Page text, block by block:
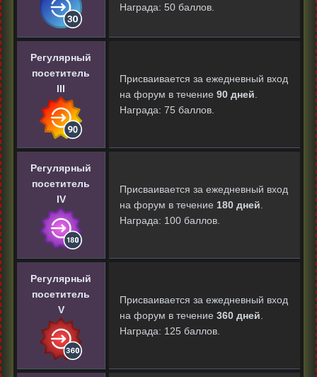
Награда: 50 баллов.
Регулярный
посетитель
III
Присваивается за ежедневный вход
на форум в течение 90 дней
Награда: 75 баллов.
Регулярный
посетитель
IV
Присваивается за ежедневный вход
на форум в течение 180 дней
Награда: 100 баллов.
Регулярный
посетитель
V
Присваивается за ежедневный вход
на форум в течение 360 дней
Награда: 125 баллов.